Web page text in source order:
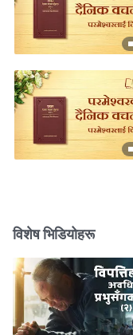
विशेष भिडियोहरू